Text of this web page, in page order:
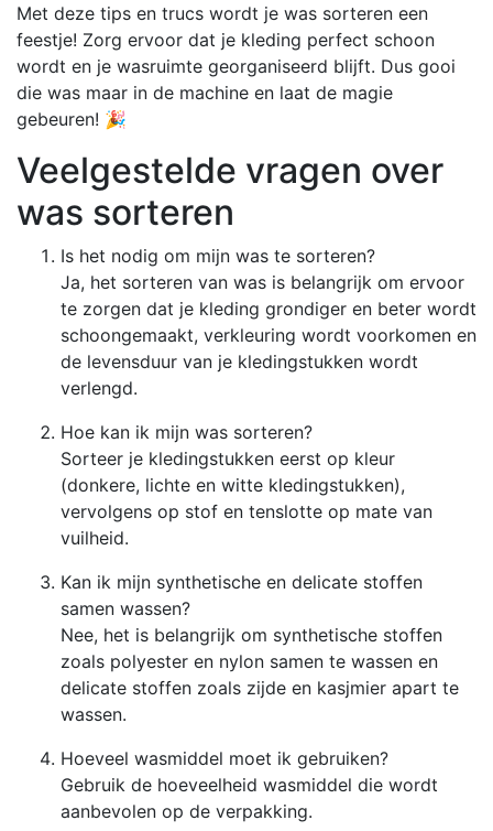
Met deze tips en trucs wordt je was sorteren een
feestje! Zorg ervoor dat je kleding perfect schoon
wordt en je wasruimte georganiseerd blijft. Dus gooi
die was maar in de machine en laat de magie
gebeuren! 🎉
Veelgestelde vragen over
was sorteren
Is het nodig om mijn was te sorteren?
Ja, het sorteren van was is belangrijk om ervoor
te zorgen dat je kleding grondiger en beter wordt
schoongemaakt, verkleuring wordt voorkomen en
de levensduur van je kledingstukken wordt
verlengd.
Hoe kan ik mijn was sorteren?
Sorteer je kledingstukken eerst op kleur
(donkere, lichte en witte kledingstukken),
vervolgens op stof en tenslotte op mate van
vuilheid.
Kan ik mijn synthetische en delicate stoffen
samen wassen?
Nee, het is belangrijk om synthetische stoffen
zoals polyester en nylon samen te wassen en
delicate stoffen zoals zijde en kasjmier apart te
wassen.
Hoeveel wasmiddel moet ik gebruiken?
Gebruik de hoeveelheid wasmiddel die wordt
aanbevolen op de verpakking.